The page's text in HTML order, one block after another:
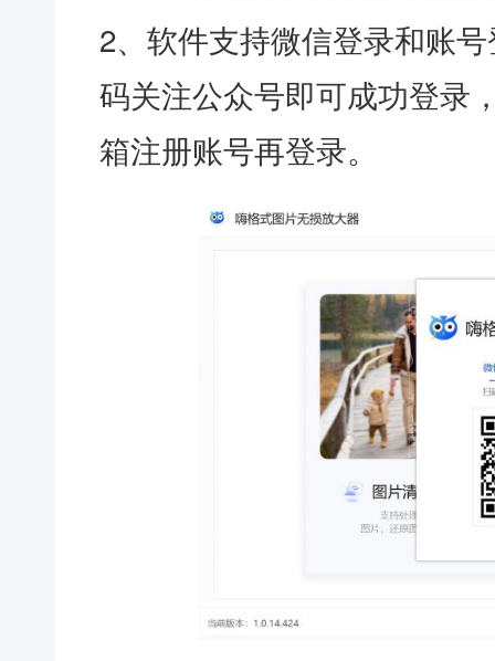
2、软件支持微信登录和账
码关注公众号即可成功登录
箱注册账号再登录。